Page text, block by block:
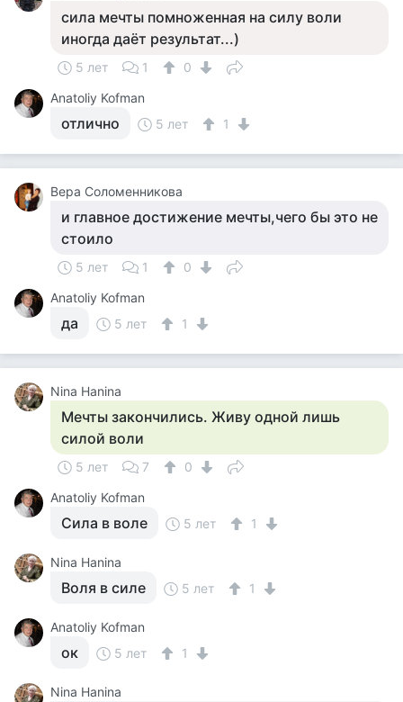
сила мечты помноженная на силу воли
иногда даёт результат...)
5 лет 1
0
Anatoliy Kofman
отлично 5 лет 1
Вера Соломенникова
и главное достижение мечты,чего бы это не
стоило
5 лет 1
0
Anatoliy Kofman
да 5 лет 1
Nina Hanina
Мечты закончились. Живу одной лишь
силой воли
5 лет 7
0
Anatoliy Kofman
Сила в воле 5 лет 1
Nina Hanina
Воля в силе 5 лет 1
Anatoliy Kofman
ок 5 лет 1
Nina Hanina